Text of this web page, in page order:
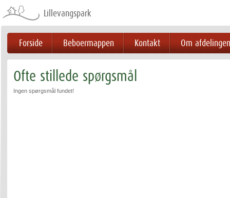
indhold
Videre
menunavigation
Lillevangspark
Forside Beboermappen Kontakt Om afdelingen
Ofte stillede spørgsmål
Ingen spørgsmål fundet!